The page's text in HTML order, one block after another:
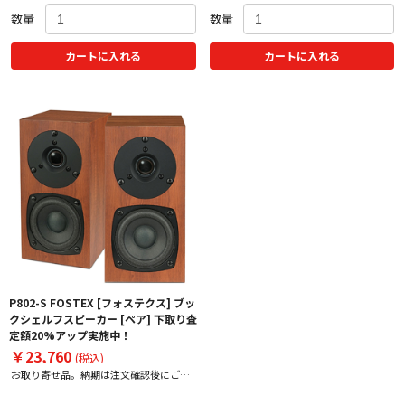
数量
カートに入れる
数量
カートに入れる
P802-S FOSTEX [フォステクス] ブッ
クシェルフスピーカー [ペア] 下取り査
定額20%アップ実施中！
￥23,760 (税込)
お取り寄せ品。納期は注文確認後にご案